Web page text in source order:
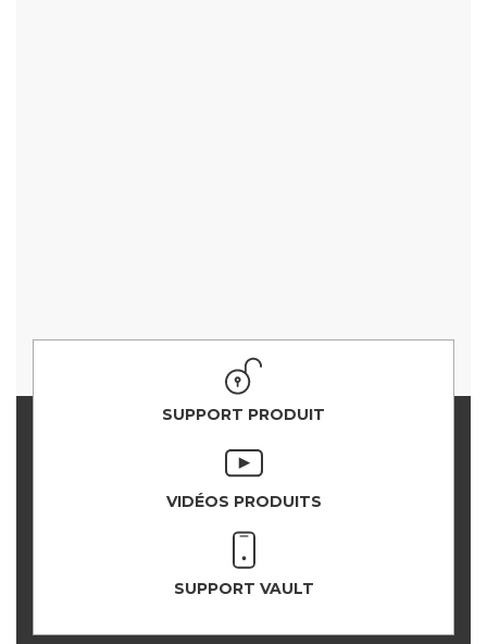
SUPPORT PRODUIT
VIDÉOS PRODUITS
SUPPORT VAULT